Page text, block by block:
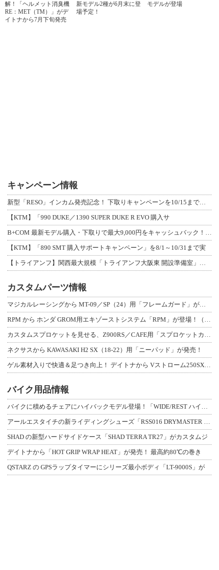
解！「ヘルメット消臭機
RE：MET（TM）」がデ
イトナから7月下旬発売
新モデル2種が6月末に登
場予定！
モデルが登場
キャンペーン情報
新型「RESO」インカム発売記念！ 下取りキャンペーンを10/15まで延長して開
【KTM】「990 DUKE／1390 SUPER DUKE R EVO 購入サ
B+COM 最新モデル購入・下取りで最大9,000円をキャッシュバック！「B+F
【KTM】「890 SMT 購入サポートキャンペーン」を8/1～10/31まで実
【トライアンフ】関西最大規模「トライアンフ大阪東 開設準備室」がオープン！ 限定
カスタムパーツ情報
マジカルレーシングから MT-09／SP（24）用「フレームガード」が登場！
RPM から ホンダ GROM用エキゾーストシステム「RPM」が登場！（動画あり
カスタムスプロケットを見せる、Z900RS／CAFE用「スプロケットカバーフルキ
ネクサスから KAWASAKI H2 SX（18-22）用「ニーパッド」が発売！
ゲル素材入りで快適＆足つき向上！ デイトナから Vストローム250SX用「快適ロ
バイク用品情報
バイクに積めるチェアにハイバックモデル登場！「WIDE/REST ハイバックチェ
アールエスタイチの新ライディングシューズ「RSS016 DRYMASTER スト
SHAD の新型ハードサイドケース「SHAD TERRA TR27」がカスタムジ
デイトナから「HOT GRIP WRAP HEAT」が発売！ 最高約80℃の巻き
QSTARZ の GPSラップタイマーにシリーズ最小ボディ「LT-9000S」が